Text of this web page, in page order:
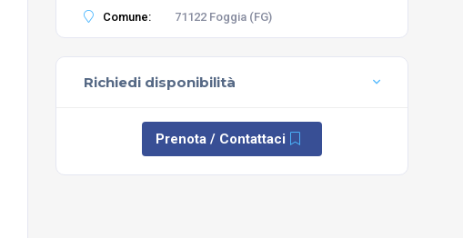
Comune: 71122 Foggia (FG)
Richiedi disponibilità
Prenota / Contattaci